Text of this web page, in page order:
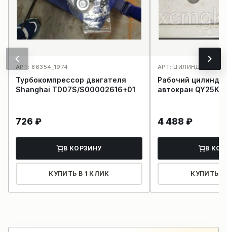
АРТ: 86354_1974
Турбокомпрессор двигателя
Shanghai TD07S/S00002616+01
726 ₽
В КОРЗИНУ
КУПИТЬ В 1 КЛИК
АРТ: ЦИЛИНДР
Рабочий цилиндр
автокран QY25K
4 488 ₽
В
КУПИТЬ В